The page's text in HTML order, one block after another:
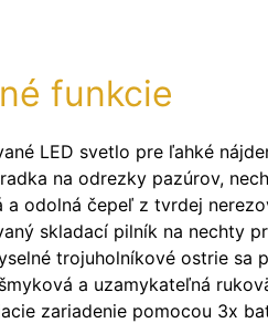
funkcie
LED svetlo pre ľahké
na odrezky pazúrov,
a odolná čepeľ z tvrdej
skladací pilník na nechty
trojuholníkové ostrie sa
a uzamykateľná
zariadenie pomocou 3x